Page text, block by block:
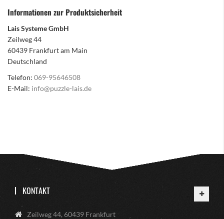
Informationen zur Produktsicherheit
Lais Systeme GmbH
Zeilweg 44
60439 Frankfurt am Main
Deutschland
Telefon: 069-95646508
E-Mail: info@puzzle-lais.de
KONTAKT
Zeilweg 44, 60439 Frankfurt